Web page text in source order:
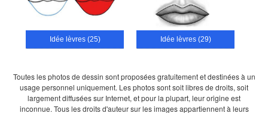
Idée lèvres (25) Idée lèvres (29)
Toutes les photos de dessin sont proposées gratuitement et destinées à un
usage personnel uniquement. Les photos sont soit libres de droits, soit
largement diffusées sur Internet, et pour la plupart, leur origine est
inconnue. Tous les droits d'auteur sur les images appartiennent à leurs